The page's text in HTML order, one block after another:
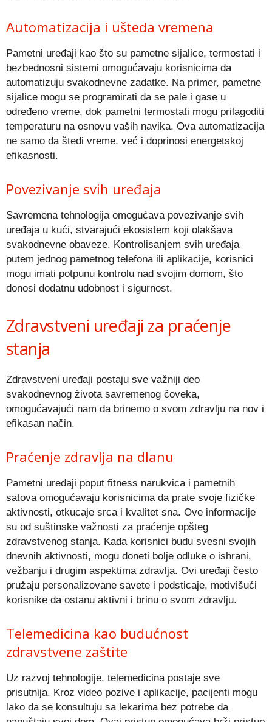
Automatizacija i ušteda vremena
Pametni uređaji kao što su pametne sijalice, termostati i
bezbednosni sistemi omogućavaju korisnicima da
automatizuju svakodnevne zadatke. Na primer, pametne
sijalice mogu se programirati da se pale i gase u
određeno vreme, dok pametni termostati mogu prilagoditi
temperaturu na osnovu vaših navika. Ova automatizacija
ne samo da štedi vreme, već i doprinosi energetskoj
efikasnosti.
Povezivanje svih uređaja
Savremena tehnologija omogućava povezivanje svih
uređaja u kući, stvarajući ekosistem koji olakšava
svakodnevne obaveze. Kontrolisanjem svih uređaja
putem jednog pametnog telefona ili aplikacije, korisnici
mogu imati potpunu kontrolu nad svojim domom, što
donosi dodatnu udobnost i sigurnost.
Zdravstveni uređaji za praćenje
stanja
Zdravstveni uređaji postaju sve važniji deo
svakodnevnog života savremenog čoveka,
omogućavajući nam da brinemo o svom zdravlju na nov i
efikasan način.
Praćenje zdravlja na dlanu
Pametni uređaji poput fitness narukvica i pametnih
satova omogućavaju korisnicima da prate svoje fizičke
aktivnosti, otkucaje srca i kvalitet sna. Ove informacije
su od suštinske važnosti za praćenje opšteg
zdravstvenog stanja. Kada korisnici budu svesni svojih
dnevnih aktivnosti, mogu doneti bolje odluke o ishrani,
vežbanju i drugim aspektima zdravlja. Ovi uređaji često
pružaju personalizovane savete i podsticaje, motivišući
korisnike da ostanu aktivni i brinu o svom zdravlju.
Telemedicina kao budućnost
zdravstvene zaštite
Uz razvoj tehnologije, telemedicina postaje sve
prisutnija. Kroz video pozive i aplikacije, pacijenti mogu
lako da se konsultuju sa lekarima bez potrebe da